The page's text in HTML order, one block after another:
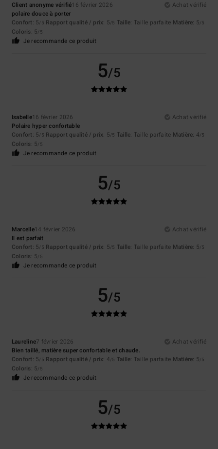
Client anonyme vérifié16 février 2026
Achat vérifié
polaire douce à porter
Confort: 5/5 Rapport qualité / prix: 5/5 Taille: Taille parfaite Matière: 5/5
Coloris: 5/5
Je recommande ce produit
5/5
Isabelle16 février 2026
Achat vérifié
Polaire hyper confortable
Confort: 5/5 Rapport qualité / prix: 5/5 Taille: Taille parfaite Matière: 4/5
Coloris: 5/5
Je recommande ce produit
5/5
Marcelle14 février 2026
Achat vérifié
Il est parfait
Confort: 5/5 Rapport qualité / prix: 5/5 Taille: Taille parfaite Matière: 5/5
Coloris: 5/5
Je recommande ce produit
5/5
Laureline7 février 2026
Achat vérifié
Bien taillé, matière super confortable et chaude.
Confort: 5/5 Rapport qualité / prix: 4/5 Taille: Taille parfaite Matière: 5/5
Coloris: 5/5
Je recommande ce produit
5/5